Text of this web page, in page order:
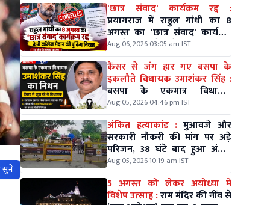
सुनें
'छात्र संवाद' कार्यक्रम रद्द :
प्रयागराज में राहुल गांधी का 8
अगस्त का 'छात्र संवाद' कार्यक्रम
रद्द, केपी कॉलेज मैदान की बुकिंग
निरस्त
Aug 06, 2026 03:05 am IST
कैंसर से जंग हार गए बसपा के
इकलौते विधायक उमाशंकर सिंह :
बसपा के एकमात्र विधायक
उमाशंकर सिंह का दिल्ली में निधन
Aug 05, 2026 04:46 pm IST
अंकित हत्याकांड : मुआवजे और
सरकारी नौकरी की मांग पर अड़े
परिजन, 38 घंटे बाद हुआ अंतिम
संस्कार
Aug 05, 2026 10:19 am IST
5 अगस्त को लेकर अयोध्या में
विशेष उत्साह :राम मंदिर की नींव से